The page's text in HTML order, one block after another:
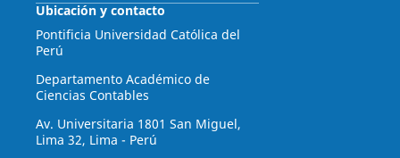
Ubicación y contacto
Pontificia Universidad Católica del
Perú
Departamento Académico de
Ciencias Contables
Av. Universitaria 1801 San Miguel,
Lima 32, Lima - Perú